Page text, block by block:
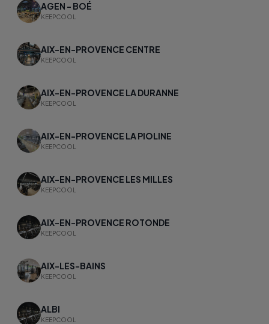
AGEN - BOÉ
KEEPCOOL
AIX-EN-PROVENCE CENTRE
KEEPCOOL
AIX-EN-PROVENCE LA DURANNE
KEEPCOOL
AIX-EN-PROVENCE LA PIOLINE
KEEPCOOL
AIX-EN-PROVENCE LES MILLES
KEEPCOOL
AIX-EN-PROVENCE ROTONDE
KEEPCOOL
AIX-LES-BAINS
KEEPCOOL
ALBI
KEEPCOOL